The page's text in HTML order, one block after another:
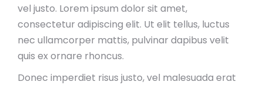
vel justo. Lorem ipsum dolor sit amet,
consectetur adipiscing elit. Ut elit tellus, luctus
nec ullamcorper mattis, pulvinar dapibus velit
quis ex ornare rhoncus.
Donec imperdiet risus justo, vel malesuada erat